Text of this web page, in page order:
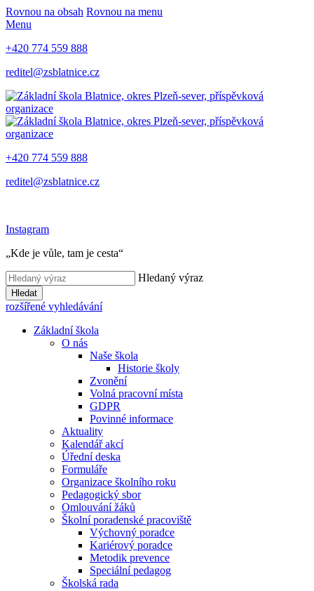
Rovnou na obsah Rovnou na menu
Menu
+420 774 559 888
reditel@zsblatnice.cz
+420 774 559 888
reditel@zsblatnice.cz
Instagram
„Kde je vůle, tam je cesta“
Hledaný výraz
Hledat
rozšířené vyhledávání
Základní škola
O nás
Naše škola
Historie školy
Zvonění
Volná pracovní místa
GDPR
Povinné informace
Aktuality
Kalendář akcí
Úřední deska
Formuláře
Organizace školního roku
Pedagogický sbor
Omlouvání žáků
Školní poradenské pracoviště
Výchovný poradce
Kariérový poradce
Metodik prevence
Speciální pedagog
Školská rada